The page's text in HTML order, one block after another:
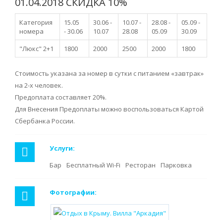
Категория
номера
15.05
- 30.06
30.06 -
10.07
10.07 -
28.08
28.08 -
05.09
05.09 -
30.09
"Люкс" 2+1
1800 2000 2500 2000 1800
Стоимость указана за номер в сутки с питанием «завтрак»
на 2-х человек.
Предоплата составляет 20%.
Для Внесения Предоплаты можно воспользоваться Картой
Сбербанка России.
Услуги:
Бар
Бесплатный Wi-Fi Ресторан Парковка
Фотографии: